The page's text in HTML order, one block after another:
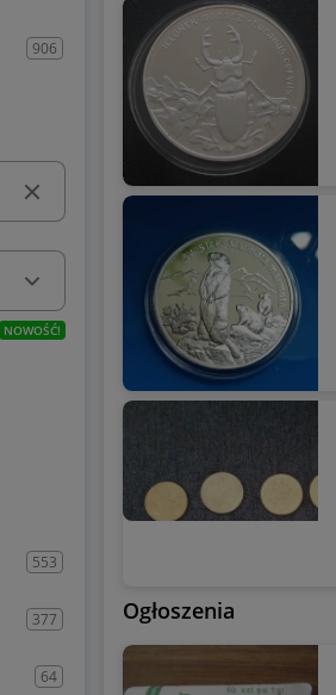
906
NOWOŚĆ!
553
377
64
Ogłoszenia